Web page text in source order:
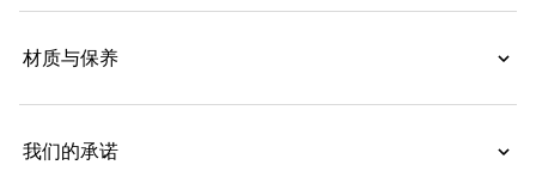
材质与保养
我们的承诺